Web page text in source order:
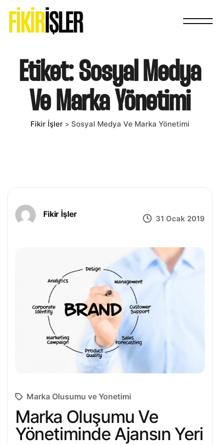
Etiket: Sosyal Medya
Ve Marka Yönetimi
Fikir İşler > Sosyal Medya Ve Marka Yönetimi
Fikir İşler 31 Ocak 2019
Marka Olusumu ve Yonetimi
Marka Oluşumu Ve
Yönetiminde Ajansın Yeri